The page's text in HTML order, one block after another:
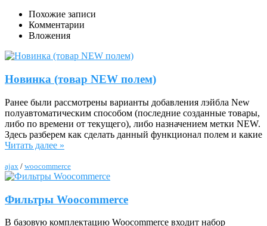
Похожие записи
Комментарии
Вложения
Новинка (товар NEW полем)
Ранее были рассмотрены варианты добавления лэйбла New
полуавтоматическим способом (последние созданные товары,
либо по времени от текущего), либо назначением метки NEW.
Здесь разберем как сделать данный функционал полем и какие
Читать далее »
ajax / woocommerce
Фильтры Woocommerce
В базовую комплектацию Woocommerce входит набор